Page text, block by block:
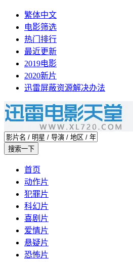
繁体中文
电影筛选
热门排行
最近更新
2019电影
2020新片
迅雷屏蔽资源解决办法
首页
动作片
犯罪片
科幻片
喜剧片
爱情片
悬疑片
恐怖片